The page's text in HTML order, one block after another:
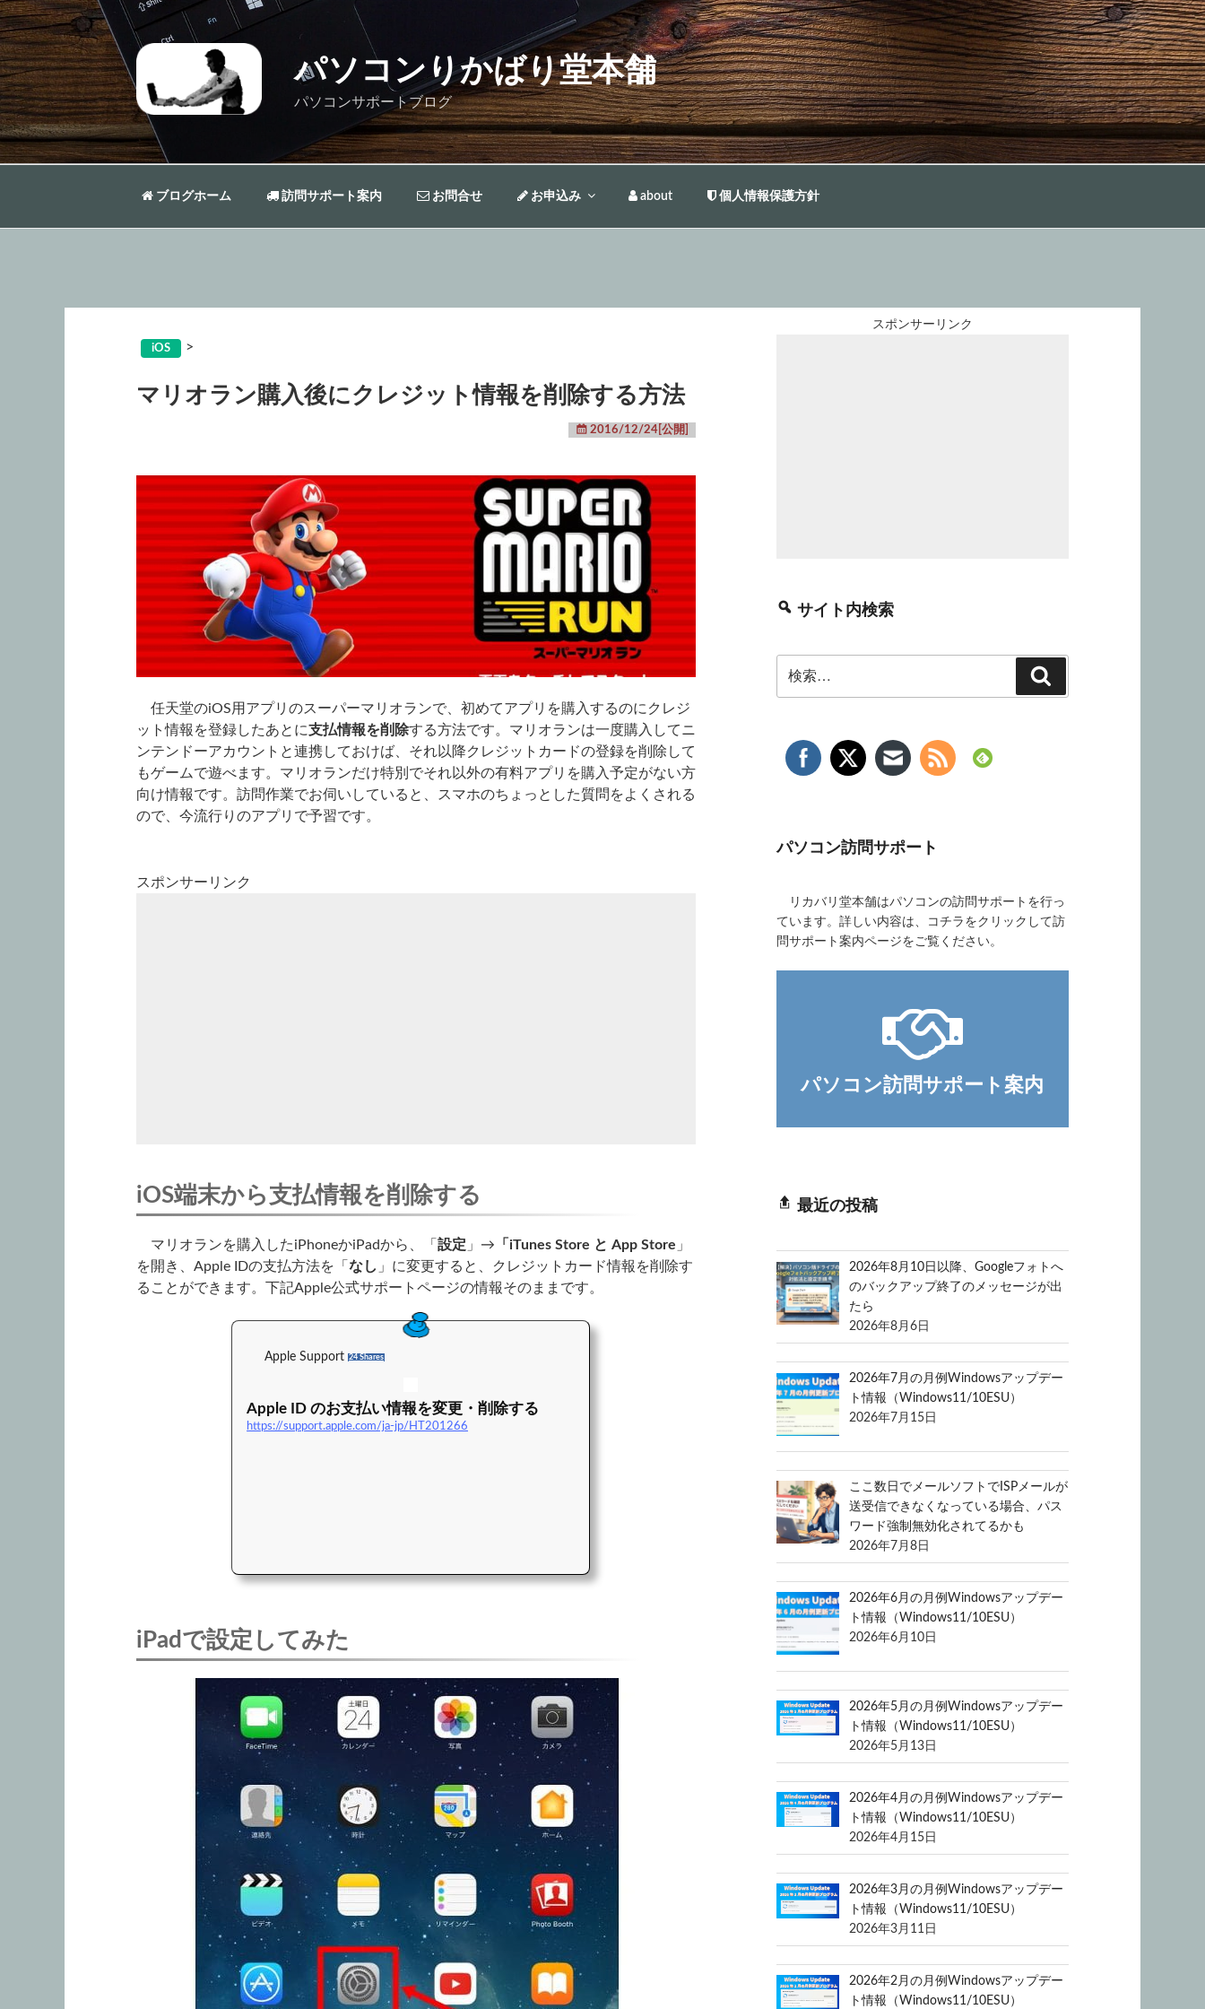
コ
ン
テ
ン
ツ
へ
ス
キ
パソコンりかばり堂本舗
パソコンサポートブログ
ブログホーム 訪問サポート案内 お問合せ お申込み about 個人情報保護方針
iOS >
マリオラン購入後にクレジット情報を削除する方法
2016/12/24[公開]
任天堂のiOS用アプリのスーパーマリオランで、初めてアプリを購入するのにクレジ
ット情報を登録したあとに支払情報を削除する方法です。マリオランは一度購入してニ
ンテンドーアカウントと連携しておけば、それ以降クレジットカードの登録を削除して
もゲームで遊べます。マリオランだけ特別でそれ以外の有料アプリを購入予定がない方
向け情報です。訪問作業でお伺いしていると、スマホのちょっとした質問をよくされる
ので、今流行りのアプリで予習です。
スポンサーリンク
iOS端末から支払情報を削除する
マリオランを購入したiPhoneかiPadから、「 設定 」→ 「iTunes Store と App Store 」
を開き、Apple IDの支払方法を「 なし 」に変更すると、クレジットカード情報を削除す
ることができます。下記Apple公式サポートページの情報そのままです。
Apple Support 24 Shares
Apple ID のお支払い情報を変更・削除する
https://support.apple.com/ja-jp/HT201266
iPadで設定してみた
スポンサーリンク
サイト内検索
索:
索
パソコン訪問サポート
リカバリ堂本舗はパソコンの訪問サポートを行っ
ています。詳しい内容は、コチラをクリックして訪
問サポート案内ページをご覧ください。
パソコン訪問サポート案内
最近の投稿
2026年8月10日以降、Googleフォトへ
のバックアップ終了のメッセージが出
たら
2026年8月6日
2026年7月の月例Windowsアップデー
ト情報（Windows11/10ESU）
2026年7月15日
ここ数日でメールソフトでISPメールが
送受信できなくなっている場合、パス
ワード強制無効化されてるかも
2026年7月8日
2026年6月の月例Windowsアップデー
ト情報（Windows11/10ESU）
2026年6月10日
2026年5月の月例Windowsアップデー
ト情報（Windows11/10ESU）
2026年5月13日
2026年4月の月例Windowsアップデー
ト情報（Windows11/10ESU）
2026年4月15日
2026年3月の月例Windowsアップデー
ト情報（Windows11/10ESU）
2026年3月11日
2026年2月の月例Windowsアップデー
ト情報（Windows11/10ESU）